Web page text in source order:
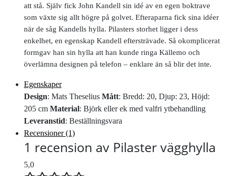
att stå. Själv fick John Kandell sin idé av en egen boktrave
som växte sig allt högre på golvet. Efteraparna fick sina idéer
när de såg Kandells hylla. Pilasters storhet ligger i dess
enkelhet, en egenskap Kandell eftersträvade. Så okomplicerat
formgav han sin hylla att han kunde ringa Källemo och
överlämna designen på telefon – enklare än så blir det inte.
Egenskaper
Design: Mats Theselius Mått: Bredd: 20, Djup: 23, Höjd:
205 cm Material: Björk eller ek med valfri ytbehandling
Leveranstid: Beställningsvara
Recensioner (1)
1 recension av Pilaster vägghylla
5,0